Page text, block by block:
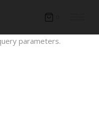
parameters.